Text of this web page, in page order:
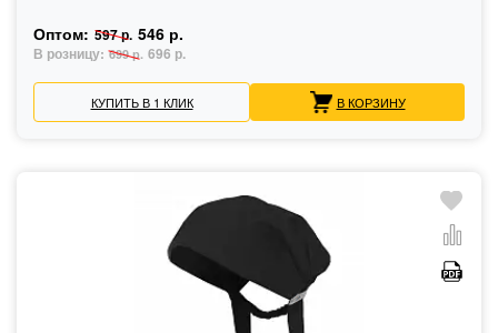
Оптом: 597 р. 546 р.
В розницу: 699 р. 696 р.
КУПИТЬ В 1 КЛИК В КОРЗИНУ